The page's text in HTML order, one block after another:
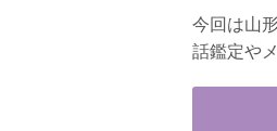
今回は山
話鑑定や